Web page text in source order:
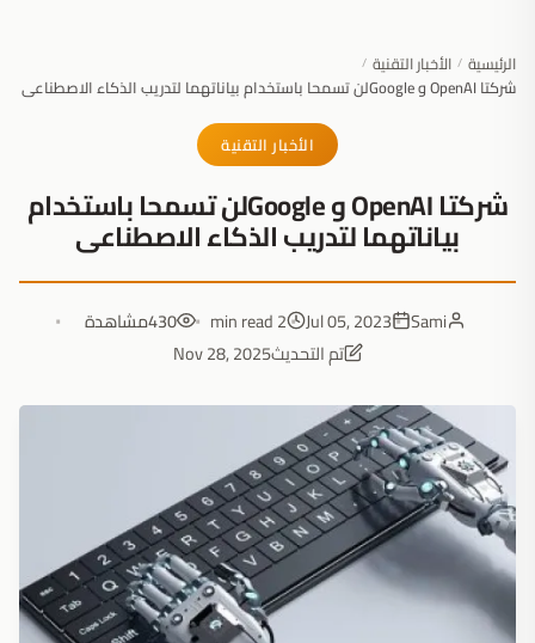
الرئيسية / الأخبار التقنية /
شركتا OpenAI و Googleلن تسمحا باستخدام بياناتهما لتدريب الذكاء الاصطناعى
الأخبار التقنية
شركتا OpenAI و Googleلن تسمحا باستخدام
بياناتهما لتدريب الذكاء الاصطناعى
Sami
Jul 05, 2023
2 min read
430مشاهدة
تم التحديثNov 28, 2025